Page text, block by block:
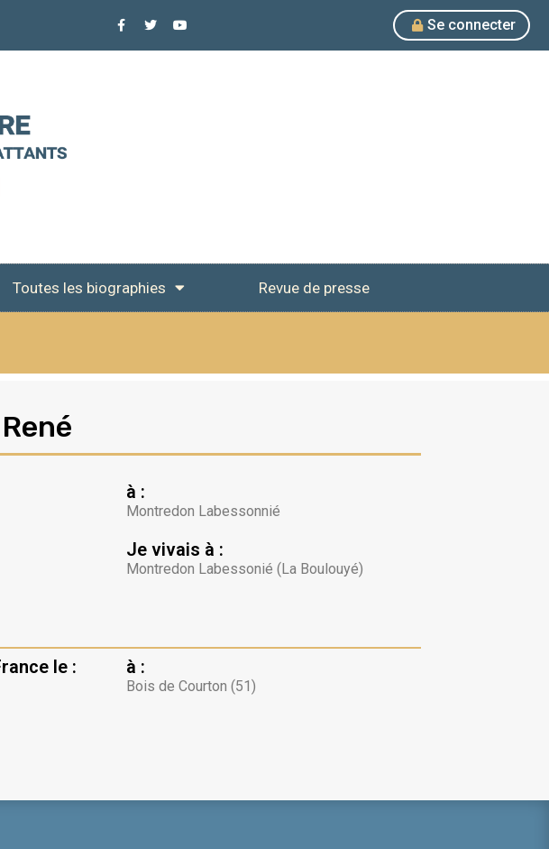
Se connecter
Toutes les biographies Revue de presse
à :
Montredon Labessonnié
Je vivais à :
Montredon Labessonié (La Boulouyé)
le : à :
Bois de Courton (51)